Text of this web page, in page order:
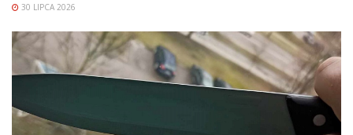
30 LIPCA 2026